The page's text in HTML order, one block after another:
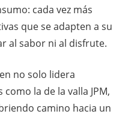
cada vez más
que se adapten a su
al sabor ni al disfrute.
no solo lidera
la de la valla JPM,
camino hacia un